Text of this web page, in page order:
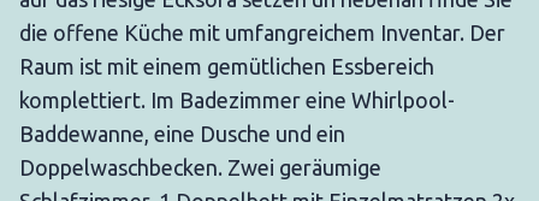
die offene Küche mit umfangreichem Inventar. Der
Raum ist mit einem gemütlichen Essbereich
komplettiert. Im Badezimmer eine Whirlpool-
Baddewanne, eine Dusche und ein
Doppelwaschbecken. Zwei geräumige